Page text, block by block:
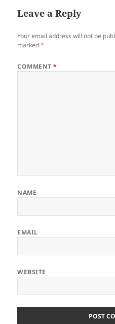
Leave a Reply
Your email address will not be
marked*
COMMENT*
NAME
EMAIL
WEBSITE